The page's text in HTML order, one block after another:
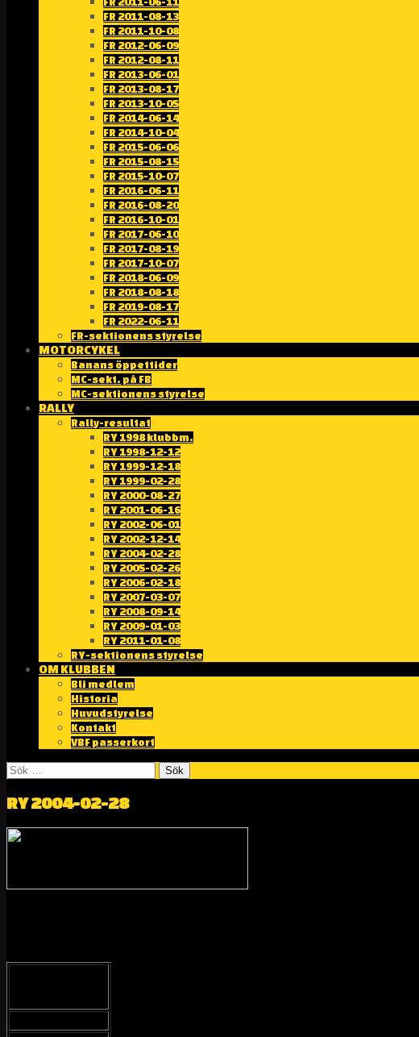
FR 2011-08-13
FR 2011-10-08
FR 2012-06-09
FR 2012-08-11
FR 2013-06-01
FR 2013-08-17
FR 2013-10-05
FR 2014-06-14
FR 2014-10-04
FR 2015-06-06
FR 2015-08-15
FR 2015-10-07
FR 2016-06-11
FR 2016-08-20
FR 2016-10-01
FR 2017-06-10
FR 2017-08-19
FR 2017-10-07
FR 2018-06-09
FR 2018-08-18
FR 2019-08-17
FR 2022-06-11
FR-sektionens styrelse
MOTORCYKEL
Banans öppettider
MC-sekt. på FB
MC-sektionens styrelse
RALLY
Rally-resultat
RY 1998 klubbm.
RY 1998-12-12
RY 1999-12-18
RY 1999-02-28
RY 2000-08-27
RY 2001-06-16
RY 2002-06-01
RY 2002-12-14
RY 2004-02-28
RY 2005-02-26
RY 2006-02-18
RY 2007-03-07
RY 2008-09-14
RY 2009-01-03
RY 2011-01-08
RY-sektionens styrelse
OM KLUBBEN
Bli medlem
Historia
Huvudstyrelse
Kontakt
VBF passerkort
Sök
efter:
RY 2004-02-28